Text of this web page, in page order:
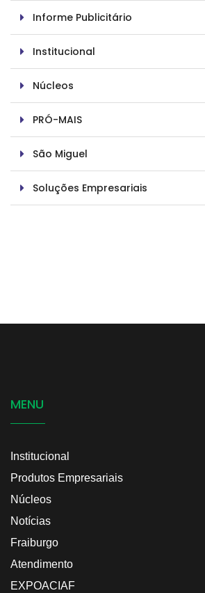
Informe Publicitário
Institucional
Núcleos
PRÓ-MAIS
São Miguel
Soluções Empresariais
MENU
Institucional
Produtos Empresariais
Núcleos
Notícias
Fraiburgo
Atendimento
EXPOACIAF